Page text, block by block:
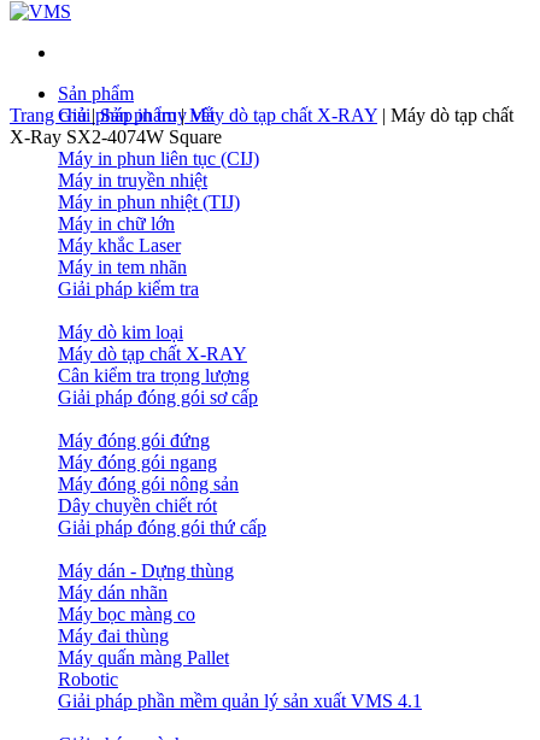
Sản phẩm
Giải pháp in truy vết
Máy in phun liên tục (CIJ)
Máy in truyền nhiệt
Máy in phun nhiệt (TIJ)
Máy in chữ lớn
Máy khắc Laser
Máy in tem nhãn
Giải pháp kiểm tra
Máy dò kim loại
Máy dò tạp chất X-RAY
Cân kiểm tra trọng lượng
Giải pháp đóng gói sơ cấp
Máy đóng gói đứng
Máy đóng gói ngang
Máy đóng gói nông sản
Dây chuyền chiết rót
Giải pháp đóng gói thứ cấp
Máy dán - Dựng thùng
Máy dán nhãn
Máy bọc màng co
Máy đai thùng
Máy quấn màng Pallet
Robotic
Giải pháp phần mềm quản lý sản xuất VMS 4.1
Trang chủ|Sản phẩm|Máy dò tạp chất X-RAY | Máy dò tạp chất
X-Ray SX2-4074W Square